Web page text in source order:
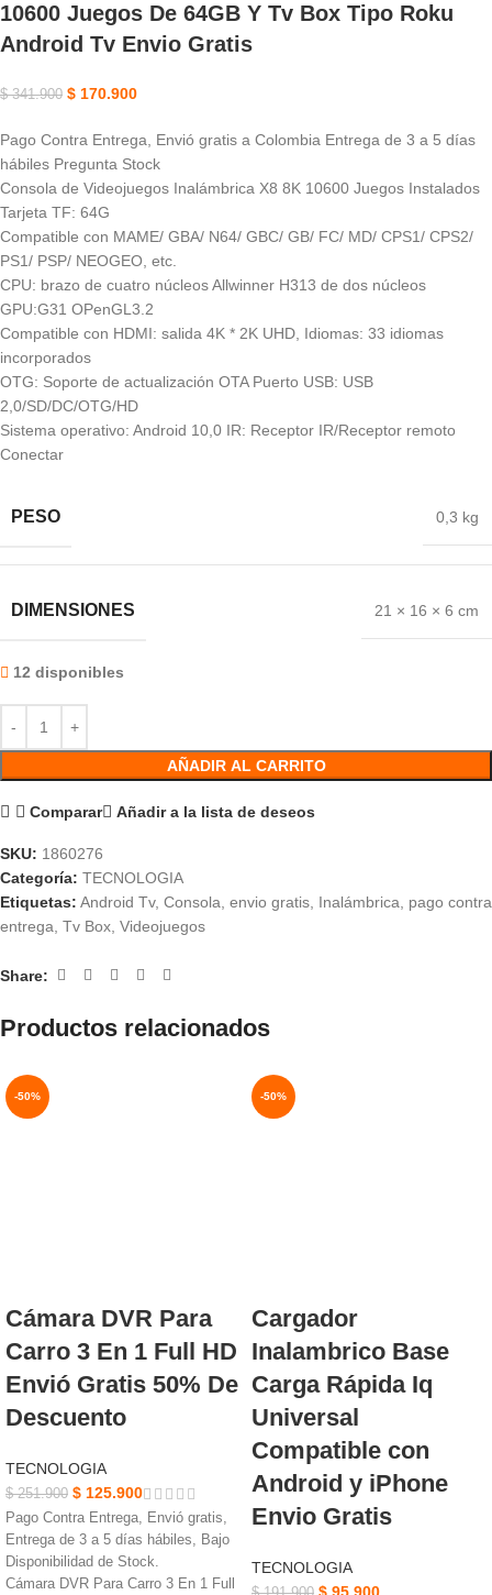
10600 Juegos De 64GB Y Tv Box Tipo Roku
Android Tv Envio Gratis
$341.900 $ 170.900
Pago Contra Entrega, Envió gratis a Colombia Entrega de 3 a 5 días
hábiles Pregunta Stock
Consola de Videojuegos Inalámbrica X8 8K 10600 Juegos Instalados
Tarjeta TF: 64G
Compatible con MAME/ GBA/ N64/ GBC/ GB/ FC/ MD/ CPS1/ CPS2/
PS1/ PSP/ NEOGEO, etc.
CPU: brazo de cuatro núcleos Allwinner H313 de dos núcleos
GPU:G31 OPenGL3.2
Compatible con HDMI: salida 4K * 2K UHD, Idiomas: 33 idiomas
incorporados
OTG: Soporte de actualización OTA Puerto USB: USB
2,0/SD/DC/OTG/HD
Sistema operativo: Android 10,0 IR: Receptor IR/Receptor remoto
Conectar
PESO 0,3 kg
DIMENSIONES 21 × 16 × 6 cm
12 disponibles
AÑADIR AL CARRITO
Comparar Añadir a la lista de deseos
SKU: 1860276
Categoría: TECNOLOGIA
Etiquetas: Android Tv, Consola, envio gratis, Inalámbrica, pago contra
entrega, Tv Box, Videojuegos
Share:
Productos relacionados
-50%
Cámara DVR Para
Carro 3 En 1 Full HD
Envió Gratis 50% De
Descuento
TECNOLOGIA
$251.900 $ 125.900
Pago Contra Entrega, Envió gratis,
Entrega de 3 a 5 días hábiles, Bajo
Disponibilidad de Stock.
Cámara DVR Para Carro 3 En 1 Full
-50%
Cargador
Inalambrico Base
Carga Rápida Iq
Universal
Compatible con
Android y iPhone
Envio Gratis
TECNOLOGIA